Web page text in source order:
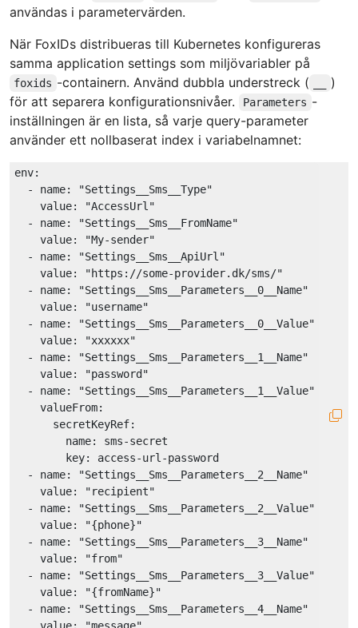
användas i parametervärden.
När FoxIDs distribueras till Kubernetes konfigureras
samma application settings som miljövariabler på
foxids -containern. Använd dubbla understreck (
)
för att separera konfigurationsnivåer.
Parameters -
inställningen är en lista, så varje query-parameter
använder ett nollbaserat index i variabelnamnet:
env:
-
name:
"Settings__Sms__Type"
value:
"AccessUrl"
-
name:
"Settings__Sms__FromName"
value:
"My-sender"
-
name:
"Settings__Sms__ApiUrl"
value:
"https://some-provider.dk/sms/"
-
name:
"Settings__Sms__Parameters__0__Name"
value:
"username"
-
name:
"Settings__Sms__Parameters__0__Value"
value:
"xxxxxx"
-
name:
"Settings__Sms__Parameters__1__Name"
value:
"password"
-
name:
"Settings__Sms__Parameters__1__Value"
valueFrom:
secretKeyRef:
name:
sms-secret
key:
access-url-password
-
name:
"Settings__Sms__Parameters__2__Name"
value:
"recipient"
-
name:
"Settings__Sms__Parameters__2__Value"
value:
"{phone}"
-
name:
"Settings__Sms__Parameters__3__Name"
value:
"from"
-
name:
"Settings__Sms__Parameters__3__Value"
value:
"{fromName}"
-
name:
"Settings__Sms__Parameters__4__Name"
value:
"message"